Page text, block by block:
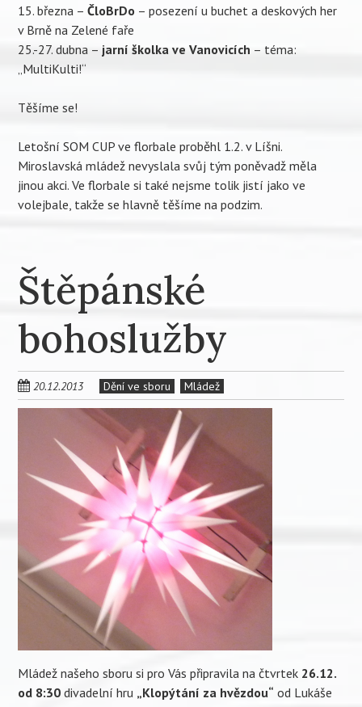
15. března –ČloBrDo – posezení u buchet a deskových her
v Brně na Zelené faře
25.-27. dubna – jarníškolka ve Vanovicích – téma:
„MultiKulti!“
Těšíme se!
Letošní SOM CUP ve florbale proběhl 1.2. v Líšni.
Miroslavská mládež nevyslala svůj tým poněvadž měla
jinou akci. Ve florbale si také nejsme tolik jistí jako ve
volejbale, takže se hlavně těšíme na podzim.
Štěpánské
bohoslužby
20.12.2013 Dění ve sboru Mládež
Mládež našeho sboru si pro Vás připravila na čtvrtek 26.12.
od 8:30 divadelní hru „Klopýtání za hvězdou“ od Lukáše